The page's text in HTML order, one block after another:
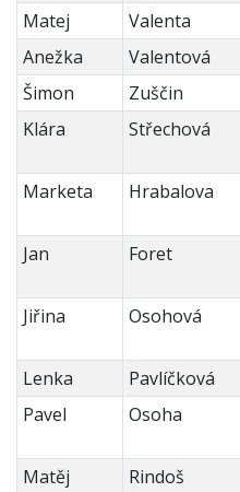
Matej
Valenta
Anežka
Valentová
Šimon
Zuščin
Klára
Střechová
Marketa Hrabalova
Jan Foret
Jiřina Osohová
Lenka Pavlíčková
Pavel
Osoha
Matěj Rindoš